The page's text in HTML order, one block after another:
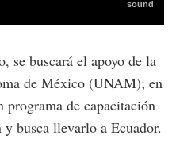
se buscará el apoyo de la
de México (UNAM); en
de capacitación
busca llevarlo a Ecuador.